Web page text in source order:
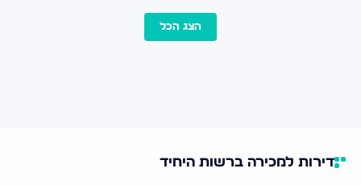
הצג הכל
דירות למכירה ברשות היחיד